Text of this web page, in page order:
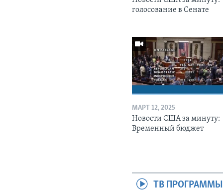
голосование в Сенате
МАРТ 12, 2025
Новости США за минуту:
Временный бюджет
ТВ ПРОГРАММЫ